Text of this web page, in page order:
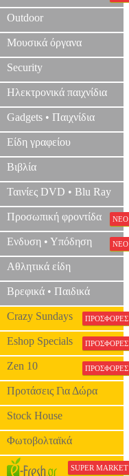
Outdoor
Μουσικά όργανα
Security
Ηλεκτρονικά παιχνίδια
Gadgets • Παιχνίδια
Είδη γραφείου
Βιβλία
Ταινίες DVD • Blu Ray
Προσωπική φροντίδα ΝΕΟ
Ενδυση • Υπόδηση ΝΕΟ
Αθλητικά είδη
Βρεφικά • Παιδικά
Crazy Sundays ΠΡΟΣΦΟΡΕΣ
Eshop Specials ΠΡΟΣΦΟΡΕΣ
Zen 10 ΠΡΟΣΦΟΡΕΣ
Προτάσεις Για Δώρα
Stock House
Φωτοβολταϊκά
SUPER MARKET